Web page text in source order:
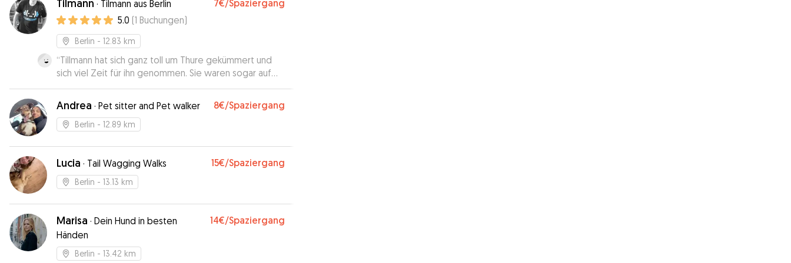
Tilmann · Tilmann aus Berlin 7€/Spaziergang
5.0 (1 Buchungen)
Berlin - 12.83 km
“Tillmann hat sich ganz toll um Thure gekümmert und
sich viel Zeit für ihn genommen. Sie waren sogar auf
einem Hundeplatz zum Toben. Es ist beruhigend, wenn
man weiß, dass der eigene Hund gut aufgehoben ist.
Andrea · Pet sitter and Pet walker 8€/Spaziergang
Berlin - 12.89 km
Lucia · Tail Wagging Walks 15€/Spaziergang
Berlin - 13.13 km
Marisa · Dein Hund in besten
Händen
14€/Spaziergang
Berlin - 13.42 km